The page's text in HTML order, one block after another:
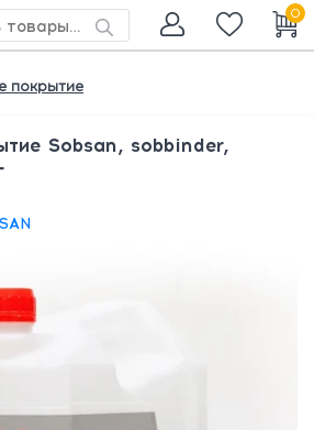
0
покрытие
Sobsan, sobbinder,